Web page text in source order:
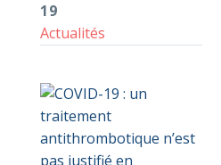
19
Actualités